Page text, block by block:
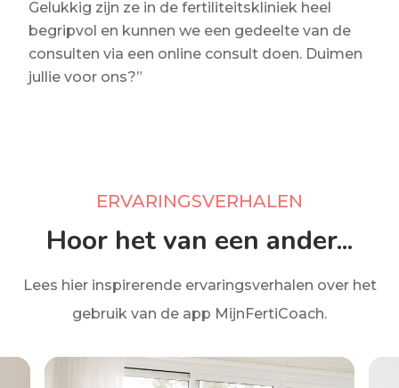
Gelukkig zijn ze in de fertiliteitskliniek heel
begripvol en kunnen we een gedeelte van de
consulten via een online consult doen. Duimen
jullie voor ons?”
ERVARINGSVERHALEN
Hoor het van een ander...
Lees hier inspirerende ervaringsverhalen over het
gebruik van de app MijnFertiCoach.